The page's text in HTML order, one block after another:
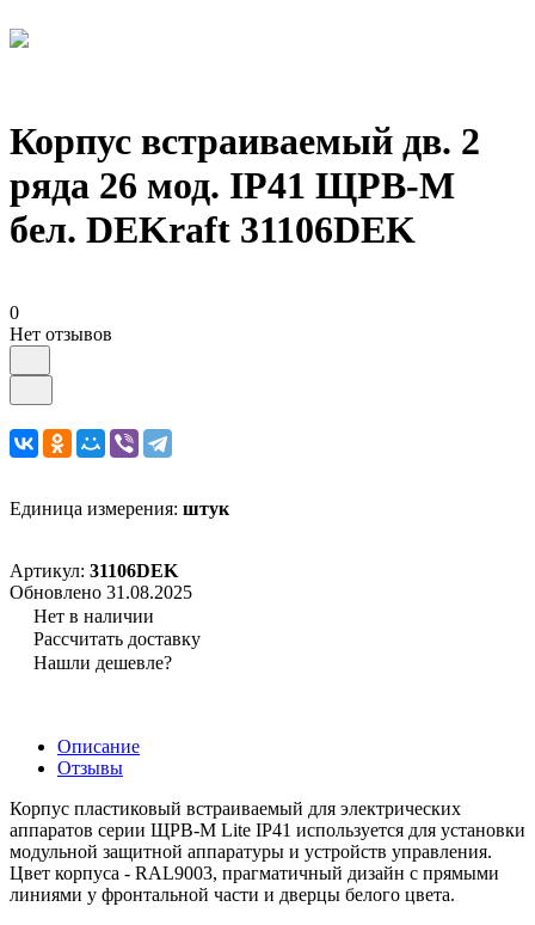
Корпус встраиваемый дв. 2
ряда 26 мод. IP41 ЩРВ-М
бел. DEKraft 31106DEK
0
Нет отзывов
Единица измерения: штук
Артикул: 31106DEK
Обновлено 31.08.2025
Нет в наличии
Рассчитать доставку
Нашли дешевле?
Описание
Отзывы
Корпус пластиковый встраиваемый для электрических
аппаратов серии ЩРВ-М Lite IP41 используется для установки
модульной защитной аппаратуры и устройств управления.
Цвет корпуса - RAL9003, прагматичный дизайн с прямыми
линиями у фронтальной части и дверцы белого цвета.